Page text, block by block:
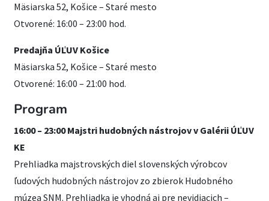
Mäsiarska 52, Košice – Staré mesto
Otvorené: 16:00 – 23:00 hod.
Predajňa ÚĽUV Košice
Mäsiarska 52, Košice – Staré mesto
Otvorené: 16:00 – 21:00 hod.
Program
16:00 – 23:00 Majstri hudobných nástrojov v Galérii ÚĽUV
KE
Prehliadka majstrovských diel slovenských výrobcov
ľudových hudobných nástrojov zo zbierok Hudobného
múzea SNM. Prehliadka je vhodná aj pre nevidiacich –